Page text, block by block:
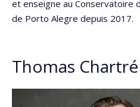
et enseigne au Conservatoire
de Porto Alegre depuis 2017.
Thomas Chartré